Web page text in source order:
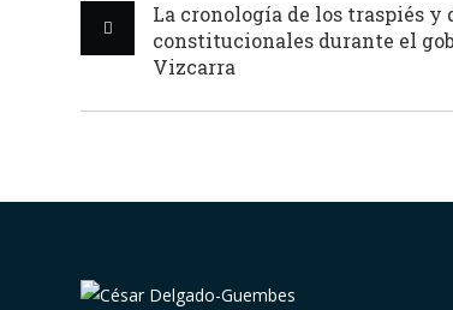
La cronología de los traspiés y
constitucionales durante el
Vizcarra